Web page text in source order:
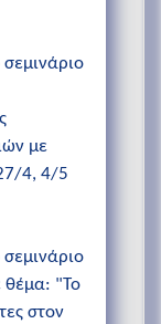
σεμινάριο
με
4, 4/5
σεμινάριο
θέμα: "Το
στον